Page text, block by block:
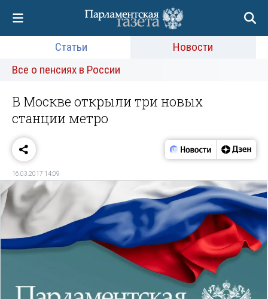
Статьи
Новости
Все о пенсиях в России
В Москве открыли три новых
станции метро
16.03.2017 14:09